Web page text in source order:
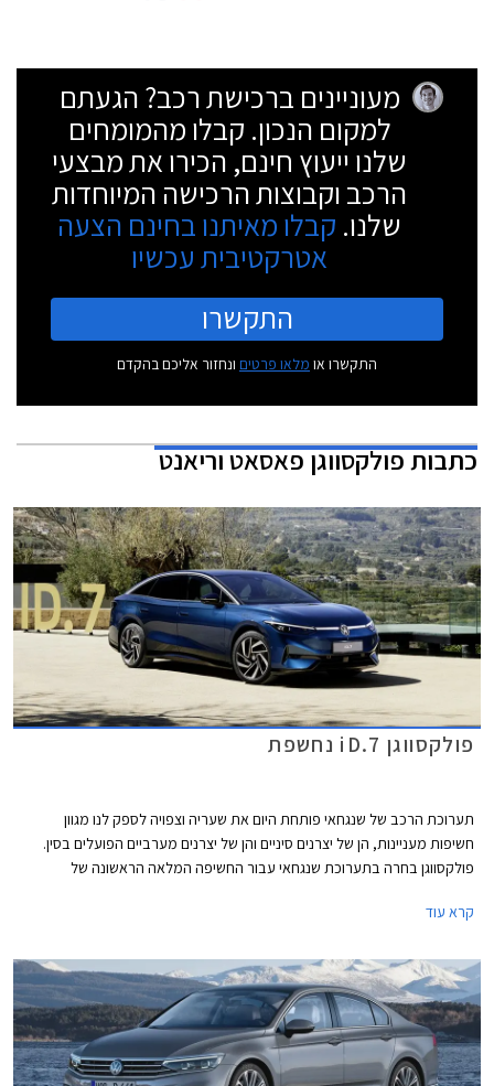
מעוניינים ברכישת רכב? הגעתם
למקום הנכון. קבלו מהמומחים
שלנו ייעוץ חינם, הכירו את מבצעי
הרכב וקבוצות הרכישה המיוחדות
שלנו. קבלו מאיתנו בחינם הצעה
אטרקטיבית עכשיו
התקשרו
התקשרו או מלאו פרטים ונחזור אליכם בהקדם
כתבותפולקסווגן פאסאט וריאנט
פולקסווגן iD.7 נחשפת
תערוכת הרכב של שנגחאי פותחת היום את שעריה וצפויה לספק לנו מגוון
חשיפות מעניינות, הן של יצרנים סיניים והן של יצרנים מערביים הפועלים בסין.
פולקסווגן בחרה בתערוכת שנגחאי עבור החשיפה המלאה הראשונה של
נהנתה שנים ארוכות מהיעדר תחרות אבל בתקופה האחרונה הצטרפו גם יונדאי
באירופה בימים אלה ומכוניות סיניות אחרות.
קרא עוד